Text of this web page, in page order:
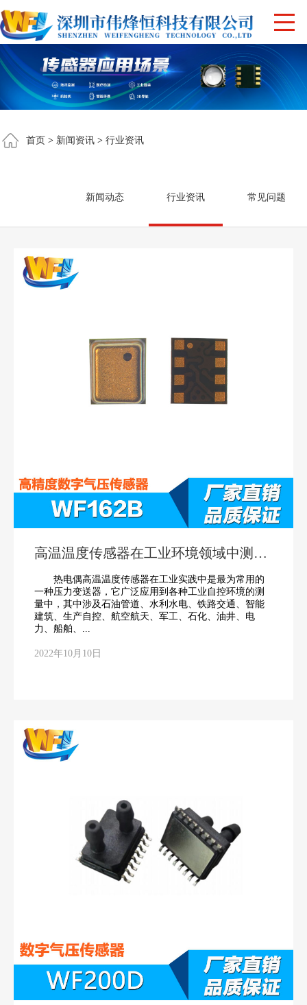
首页 > 新闻资讯 > 行业资讯
新闻动态 行业资讯 常见问题
高温温度传感器在工业环境领域中测量
热电偶高温温度传感器在工业实践中是最为常用的
一种压力变送器，它广泛应用到各种工业自控环境的测
量中，其中涉及石油管道、水利水电、铁路交通、智能
建筑、生产自控、航空航天、军工、石化、油井、电
力、船舶、...
2022年10月10日